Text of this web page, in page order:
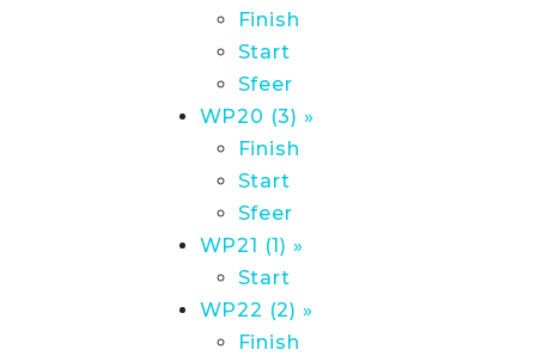
Finish
Start
Sfeer
WP20 (3) »
Finish
Start
Sfeer
WP21 (1) »
Start
WP22 (2) »
Finish